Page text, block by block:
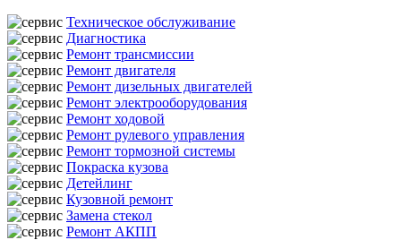
Техническое обслуживание
Диагностика
Ремонт трансмиссии
Ремонт двигателя
Ремонт дизельных двигателей
Ремонт электрооборудования
Ремонт ходовой
Ремонт рулевого управления
Ремонт тормозной системы
Покраска кузова
Детейлинг
Кузовной ремонт
Замена стекол
Ремонт АКПП